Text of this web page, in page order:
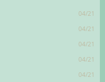
04/21
04/21
04/21
04/21
04/21